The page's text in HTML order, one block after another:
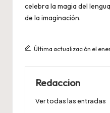
celebra la magia del
de la imaginación.
Última actualización el
Redaccion
Ver todas las entradas